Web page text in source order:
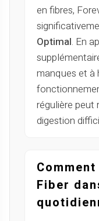
en fibres,
Optimal. En
manques et à
régulière peut
digestion
Fiber